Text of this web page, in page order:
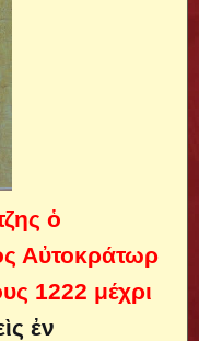
ὁ
Αὐτοκράτωρ
1222 μέχρι
ἐν